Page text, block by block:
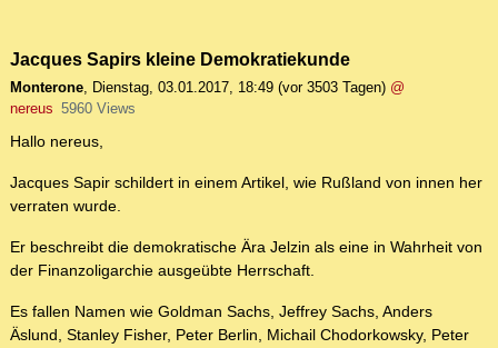
Jacques Sapirs kleine Demokratiekunde
Monterone, Dienstag, 03.01.2017, 18:49 (vor 3503 Tagen) @
nereus 5960 Views
Hallo nereus,
Jacques Sapir schildert in einem Artikel, wie Rußland von innen her
verraten wurde.
Er beschreibt die demokratische Ära Jelzin als eine in Wahrheit von
der Finanzoligarchie ausgeübte Herrschaft.
Es fallen Namen wie Goldman Sachs, Jeffrey Sachs, Anders
Äslund, Stanley Fisher, Peter Berlin, Michail Chodorkowsky, Peter